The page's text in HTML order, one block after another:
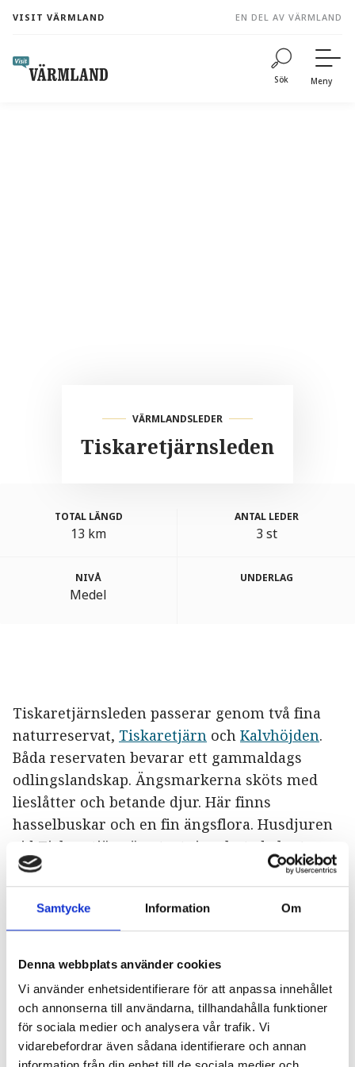
Samtycke Information Om
Denna webbplats använder cookies
Vi använder enhetsidentifierare för att anpassa innehållet
och annonserna till användarna, tillhandahålla funktioner
för sociala medier och analysera vår trafik. Vi
vidarebefordrar även sådana identifierare och annan
content
VISIT VÄRMLAND EN DEL AV VÄRMLAND
Sök Meny
VÄRMLANDSLEDER
Tiskaretjärnsleden
TOTAL LÄNGD
13 km
ANTAL LEDER
3 st
NIVÅ
Medel
UNDERLAG
Tiskaretjärnsleden passerar genom två fina
naturreservat, Tiskaretjärn och Kalvhöjden.
Båda reservaten bevarar ett gammaldags
odlingslandskap. Ängsmarkerna sköts med
lieslåtter och betande djur. Här finns
hasselbuskar och en fin ängsflora. Husdjuren
vid Tiskaretjärn är utrotningshotade lantraser
som rödkullekor och värmlandsfår.
Tiskaretjärnsleden är en varierad led
som passerar både djupa skogar och gårdar i
ett odlingslandskap. Du passerar flera små
glittrande tjärnar och det finns rastplatser
längs vägen.
Tiskaretjärnsleden binder
ihop
Ängenleden med Gruvrundan
. Hela
ledsystemet är sammanlagt över 40 km led.